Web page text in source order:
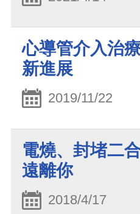
心導管介入治
新進展
2019/11/22
電燒、封堵二
遠離你
2018/4/17